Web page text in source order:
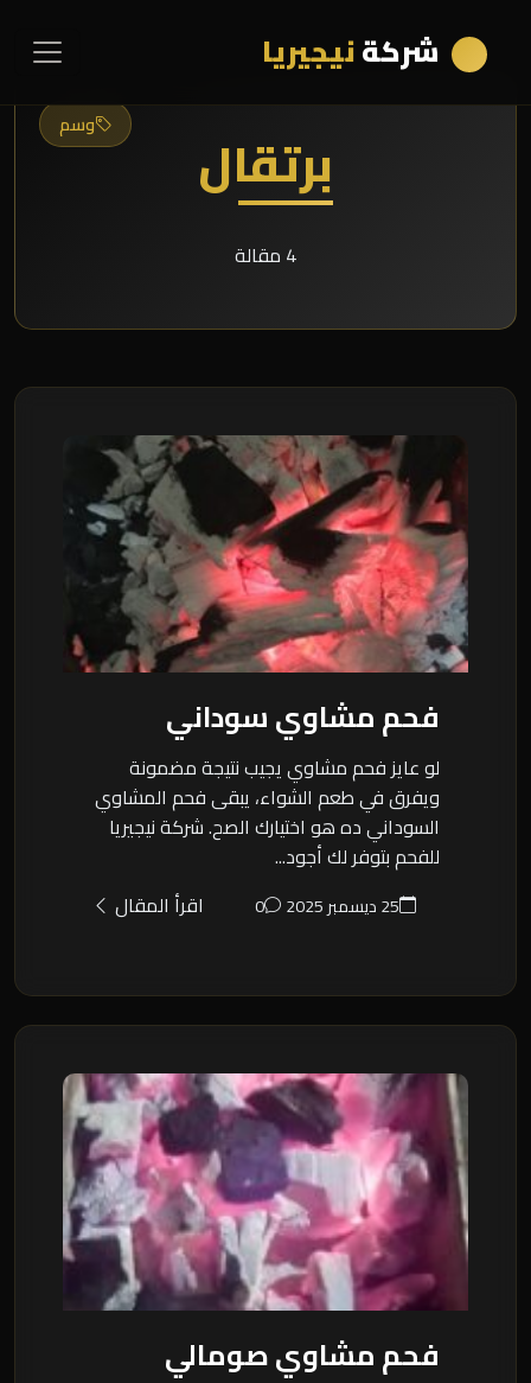
شركةنيجيريا
وسم برتقال
4 مقالة
فحم مشاوي سوداني
لو عايز فحم مشاوي يجيب نتيجة مضمونة
ويفرق في طعم الشواء، يبقى فحم المشاوي
السوداني ده هو اختيارك الصح. شركة نيجيريا
للفحم بتوفر لك أجود...
25 ديسمبر 2025 0 اقرأ المقال
فحم مشاوي صومالي